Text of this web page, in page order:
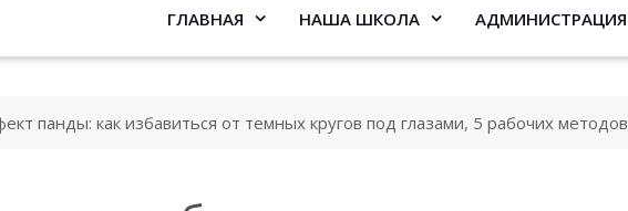
ГЛАВНАЯ НАША ШКОЛА АДМИНИСТРАЦИЯ
панды: как избавиться от темных кругов под глазами, 5 рабочих методов